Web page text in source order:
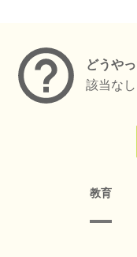
どうや
該当なし
教育